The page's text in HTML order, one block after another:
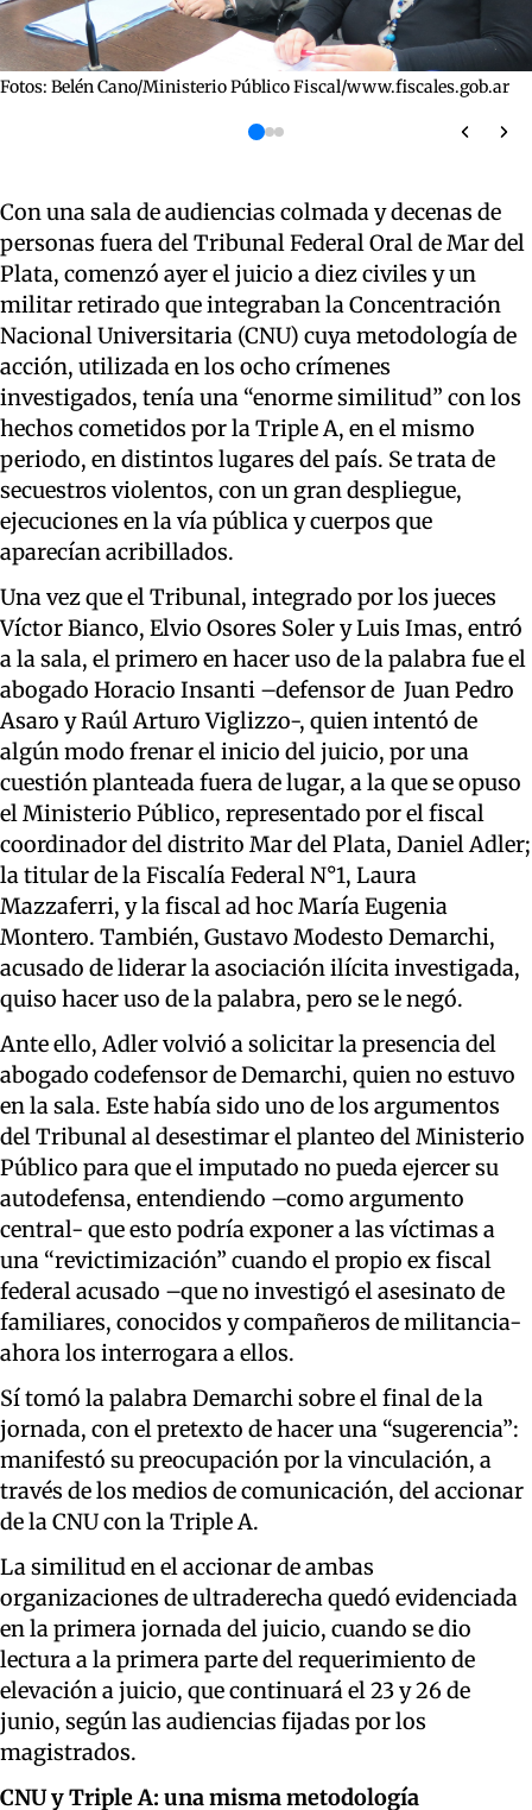
Fotos: Belén Cano/Ministerio Público Fiscal/www.fiscales.gob.ar
Con una sala de audiencias colmada y decenas de
personas fuera del Tribunal Federal Oral de Mar del
Plata, comenzó ayer el juicio a diez civiles y un
militar retirado que integraban la Concentración
Nacional Universitaria (CNU) cuya metodología de
acción, utilizada en los ocho crímenes
investigados, tenía una “enorme similitud” con los
hechos cometidos por la Triple A, en el mismo
periodo, en distintos lugares del país. Se trata de
secuestros violentos, con un gran despliegue,
ejecuciones en la vía pública y cuerpos que
aparecían acribillados.
Una vez que el Tribunal, integrado por los jueces
Víctor Bianco, Elvio Osores Soler y Luis Imas, entró
a la sala, el primero en hacer uso de la palabra fue el
abogado Horacio Insanti –defensor de Juan Pedro
Asaro y Raúl Arturo Viglizzo-, quien intentó de
algún modo frenar el inicio del juicio, por una
cuestión planteada fuera de lugar, a la que se opuso
el Ministerio Público, representado por el fiscal
coordinador del distrito Mar del Plata, Daniel Adler;
la titular de la Fiscalía Federal N°1, Laura
Mazzaferri, y la fiscal ad hoc María Eugenia
Montero. También, Gustavo Modesto Demarchi,
acusado de liderar la asociación ilícita investigada,
quiso hacer uso de la palabra, pero se le negó.
Ante ello, Adler volvió a solicitar la presencia del
abogado codefensor de Demarchi, quien no estuvo
en la sala. Este había sido uno de los argumentos
del Tribunal al desestimar el planteo del Ministerio
Público para que el imputado no pueda ejercer su
autodefensa, entendiendo –como argumento
central- que esto podría exponer a las víctimas a
una “revictimización” cuando el propio ex fiscal
federal acusado –que no investigó el asesinato de
familiares, conocidos y compañeros de militancia-
ahora los interrogara a ellos.
Sí tomó la palabra Demarchi sobre el final de la
jornada, con el pretexto de hacer una “sugerencia”:
manifestó su preocupación por la vinculación, a
través de los medios de comunicación, del accionar
de la CNU con la Triple A.
La similitud en el accionar de ambas
organizaciones de ultraderecha quedó evidenciada
en la primera jornada del juicio, cuando se dio
lectura a la primera parte del requerimiento de
elevación a juicio, que continuará el 23 y 26 de
junio, según las audiencias fijadas por los
magistrados.
CNU y Triple A: una misma metodología